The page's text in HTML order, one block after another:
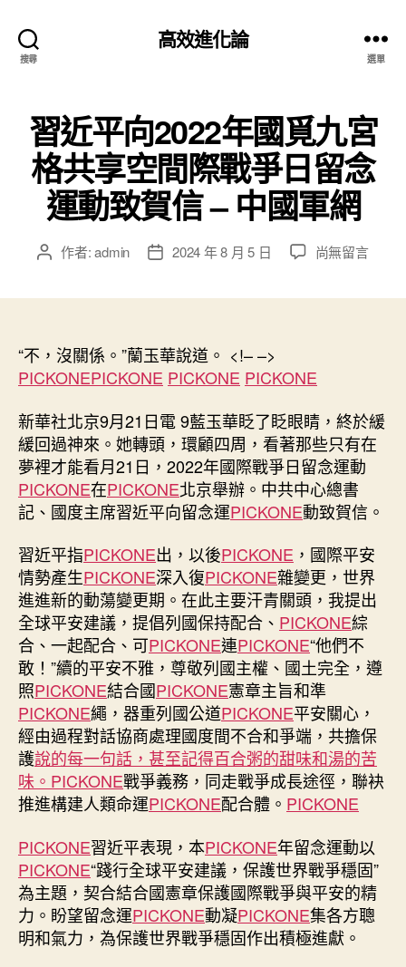
搜尋
高效進化論
選單
習近平向2022年國覓九宮
格共享空間際戰爭日留念
運動致賀信 – 中國軍網
文 作者:admin
文
期
2024 年 8 月 5 日
在
年
國
覓
九
宮
格
共
享
間
際
戰
爭
日
留
念
運
動
致
賀
信
–
中
軍
網〉
中
尚無留言
“不，沒關係。”蘭玉華說道。 <!– –>
PICKONEPICKONE PICKONE PICKONE
新華社北京9月21日電 9藍玉華眨了眨眼睛，終於緩
緩回過神來。她轉頭，環顧四周，看著那些只有在
夢裡才能看月21日，2022年國際戰爭日留念運動
PICKONE在PICKONE北京舉辦。中共中心總書
記、國度主席習近平向留念運PICKONE動致賀信。
習近平指PICKONE出，以後PICKONE ，國際平安
情勢產生PICKONE深入復PICKONE雜變更，世界
進進新的動蕩變更期。在此主要汗青關頭，我提出
全球平安建議，提倡列國保持配合、 PICKONE綜
合、一起配合、可PICKONE連PICKONE“他們不
敢！”續的平安不雅，尊敬列國主權、國土完全，遵
照PICKONE結合國PICKONE憲章主旨和準
PICKONE繩，器重列國公道PICKONE平安關心，
經由過程對話協商處理國度間不合和爭端，共擔保
護說的每一句話，甚至記得百合粥的甜味和湯的苦
味。PICKONE戰爭義務，同走戰爭成長途徑，聯袂
推進構建人類命運PICKONE配合體。 PICKONE
PICKONE習近平表現，本PICKONE年留念運動以
PICKONE“踐行全球平安建議，保護世界戰爭穩固”
為主題，契合結合國憲章保護國際戰爭與平安的精
力。盼望留念運PICKONE動凝PICKONE集各方聰
明和氣力，為保護世界戰爭穩固作出積極進獻。